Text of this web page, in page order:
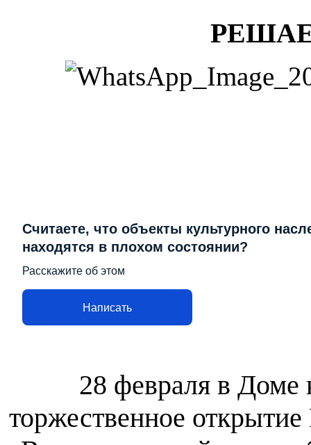
Считаете, что объекты культурного
находятся в плохом состоянии?
Расскажите об этом
Написать
28 февраля в Доме
торжественное